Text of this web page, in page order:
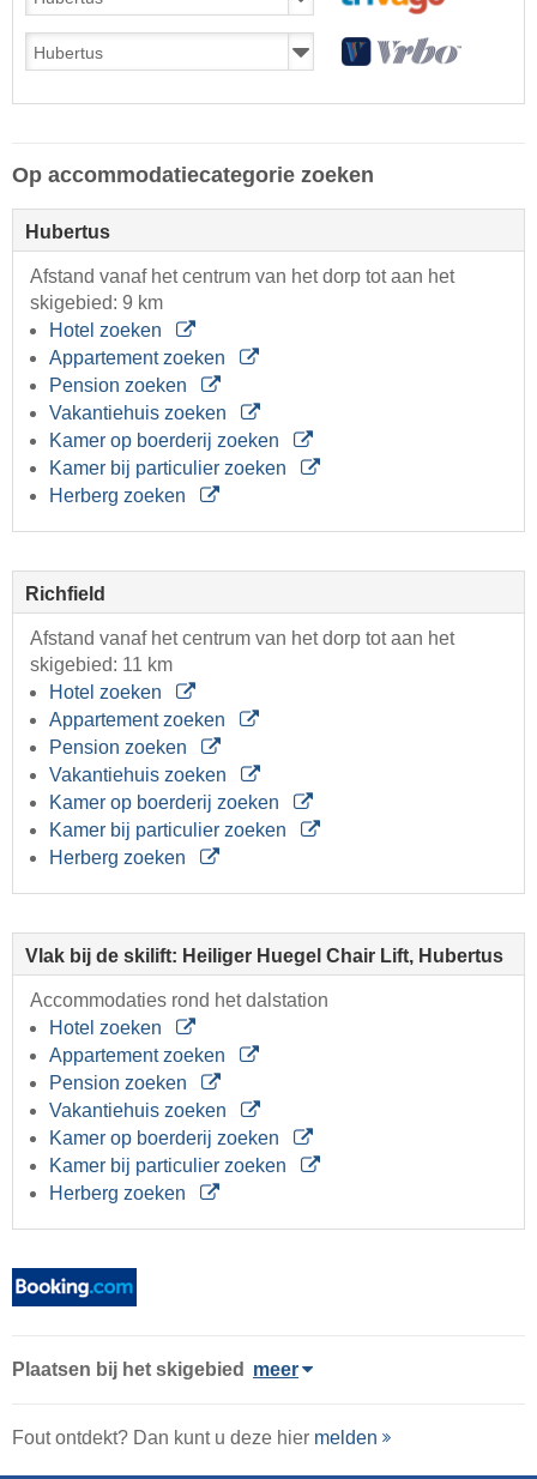
Op accommodatiecategorie zoeken
Hubertus
Afstand vanaf het centrum van het dorp tot aan het
skigebied: 9 km
Hotel zoeken
Appartement zoeken
Pension zoeken
Vakantiehuis zoeken
Kamer op boerderij zoeken
Kamer bij particulier zoeken
Herberg zoeken
Richfield
Afstand vanaf het centrum van het dorp tot aan het
skigebied: 11 km
Hotel zoeken
Appartement zoeken
Pension zoeken
Vakantiehuis zoeken
Kamer op boerderij zoeken
Kamer bij particulier zoeken
Herberg zoeken
Vlak bij de skilift: Heiliger Huegel Chair Lift, Hubertus
Accommodaties rond het dalstation
Hotel zoeken
Appartement zoeken
Pension zoeken
Vakantiehuis zoeken
Kamer op boerderij zoeken
Kamer bij particulier zoeken
Herberg zoeken
Plaatsen bij het skigebied meer
Fout ontdekt? Dan kunt u deze hier melden